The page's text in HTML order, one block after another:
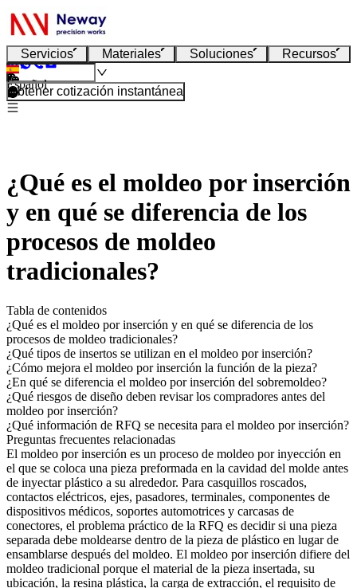
Servicios Materiales Soluciones Recursos
Español
Obtener cotización instantánea
¿Qué es el moldeo por inserción
y en qué se diferencia de los
procesos de moldeo
tradicionales?
Tabla de contenidos
¿Qué es el moldeo por inserción y en qué se diferencia de los
procesos de moldeo tradicionales?
¿Qué tipos de insertos se utilizan en el moldeo por inserción?
¿Cómo mejora el moldeo por inserción la función de la pieza?
¿En qué se diferencia el moldeo por inserción del sobremoldeo?
¿Qué riesgos de diseño deben revisar los compradores antes del
moldeo por inserción?
¿Qué información de RFQ se necesita para el moldeo por inserción?
Preguntas frecuentes relacionadas
El moldeo por inserción es un proceso de moldeo por inyección en
el que se coloca una pieza preformada en la cavidad del molde antes
de inyectar plástico a su alrededor. Para casquillos roscados,
contactos eléctricos, ejes, pasadores, terminales, componentes de
dispositivos médicos, soportes automotrices y carcasas de
conectores, el problema práctico de la RFQ es decidir si una pieza
separada debe moldearse dentro de la pieza de plástico en lugar de
ensamblarse después del moldeo. El moldeo por inserción difiere del
moldeo tradicional porque el material de la pieza insertada, su
ubicación, la resina plástica, la carga de extracción, el requisito de